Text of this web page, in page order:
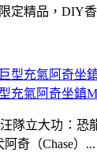
充氣阿奇坐鎮
隊立大功：恐
奇（Chase）...
定精品，DIY